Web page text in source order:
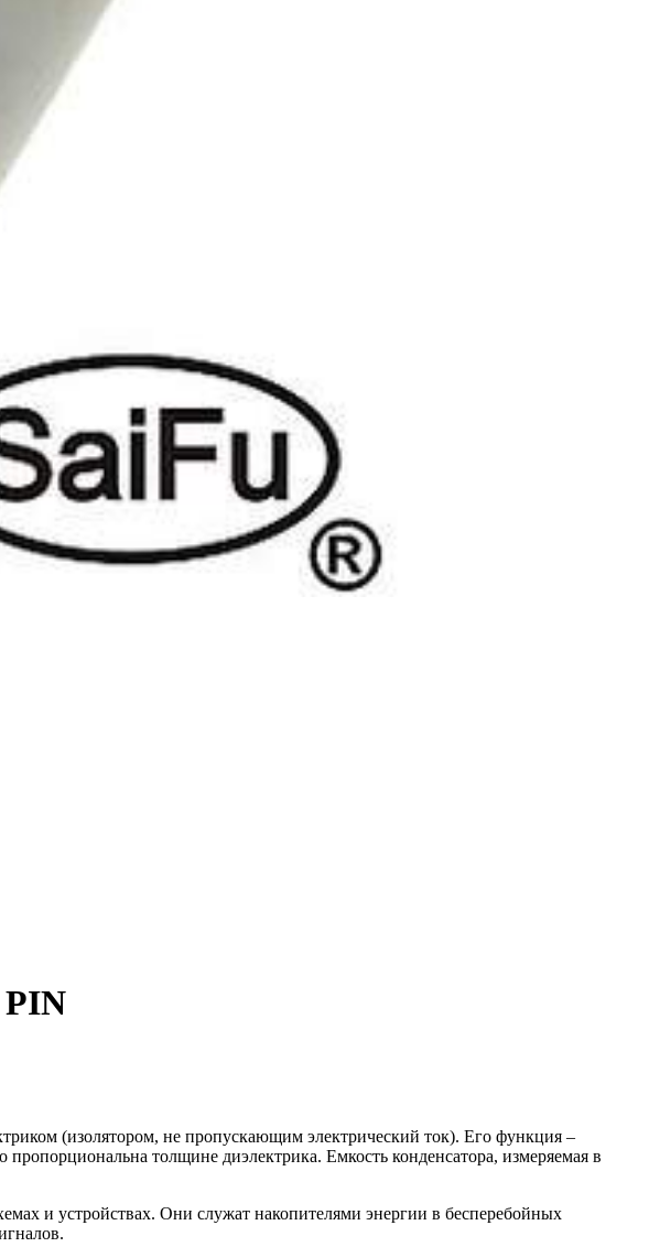
(изолятором, не пропускающим электрический ток). Его функция –
толщине диэлектрика. Емкость конденсатора, измеряемая в
устройствах. Они служат накопителями энергии в бесперебойных